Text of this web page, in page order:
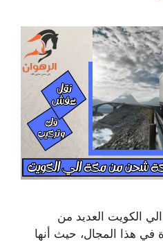
الكويت العديد من
في هذا المجال، حيث أنها